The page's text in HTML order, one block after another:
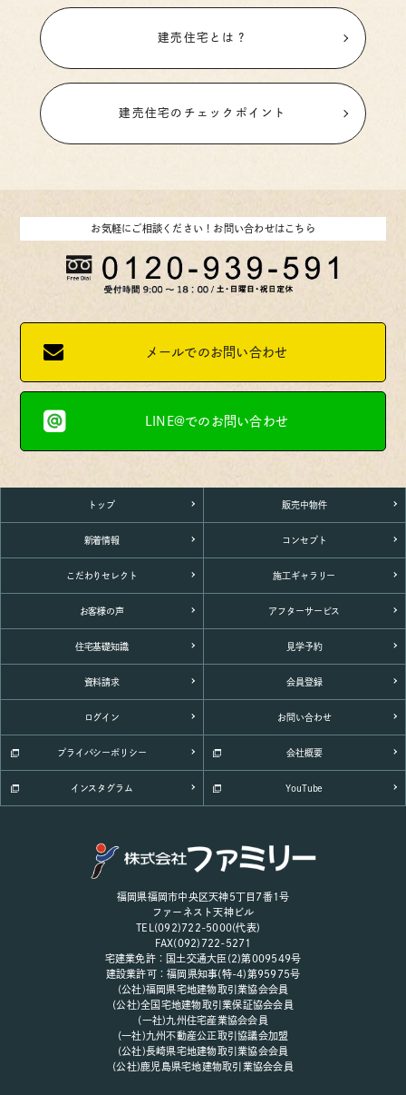
建売住宅とは？
建売住宅のチェックポイント
お気軽にご相談ください！ お問い合わせはこちら
メールでのお問い合わせ
LINE@でのお問い合わせ
福岡県福岡市中央区天神5丁目7番1号
ファーネスト天神ビル
TEL(092)722-5000(代表)
FAX(092)722-5271
宅建業免許：国土交通大臣(2)第009549号
建設業許可：福岡県知事(特-4)第95975号
(公社)福岡県宅地建物取引業協会会員
(公社)全国宅地建物取引業保証協会会員
(一社)九州住宅産業協会会員
(一社)九州不動産公正取引協議会加盟
(公社)長崎県宅地建物取引業協会会員
(公社)鹿児島県宅地建物取引業協会会員
トップ 販売中物件
新着情報 コンセプト
こだわりセレクト 施工ギャラリー
お客様の声 アフターサービス
住宅基礎知識 見学予約
資料請求 会員登録
ログイン お問い合わせ
プライバシーポリシー 会社概要
インスタグラム YouTube